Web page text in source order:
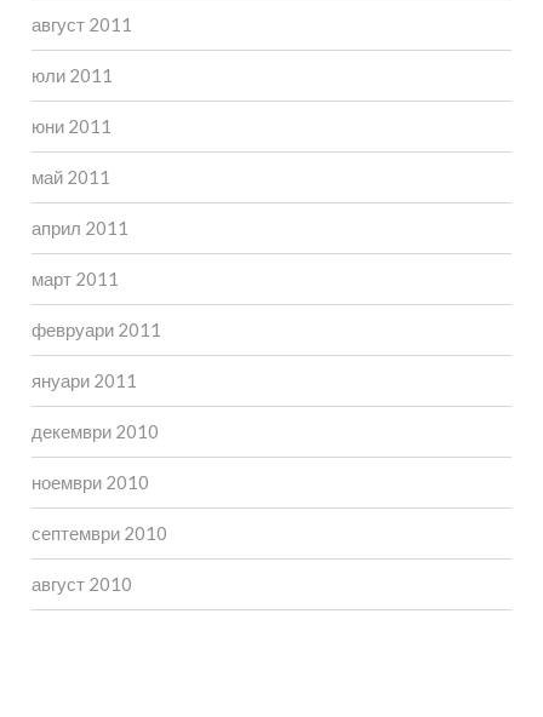
август 2011
юли 2011
юни 2011
май 2011
април 2011
март 2011
февруари 2011
януари 2011
декември 2010
ноември 2010
септември 2010
август 2010